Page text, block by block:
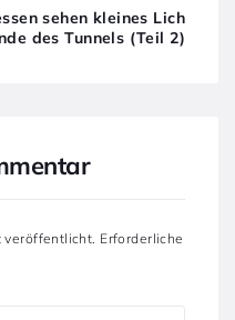
sehen kleines Lich
des Tunnels (Teil 2)
Erforderliche